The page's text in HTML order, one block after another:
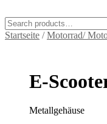
for:
Startseite /Motorrad/
E-
Metallgehäuse